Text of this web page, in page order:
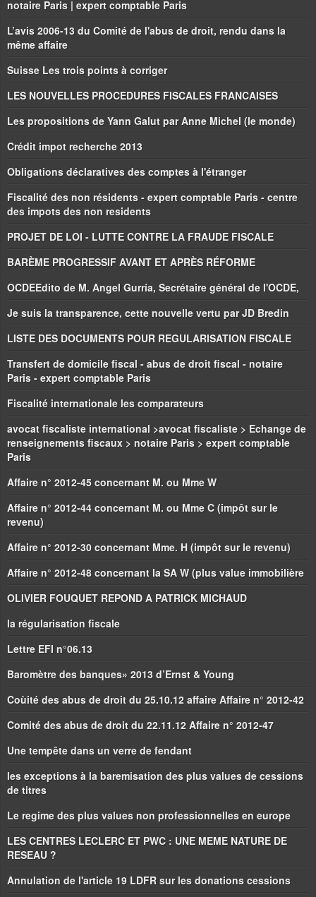
notaire Paris | expert comptable Paris
L’avis 2006-13 du Comité de l'abus de droit, rendu dans la
même affaire
Suisse Les trois points à corriger
LES NOUVELLES PROCEDURES FISCALES FRANCAISES
Les propositions de Yann Galut par Anne Michel (le monde)
Crédit impot recherche 2013
Obligations déclaratives des comptes à l'étranger
Fiscalité des non résidents - expert comptable Paris - centre
des impots des non residents
PROJET DE LOI - LUTTE CONTRE LA FRAUDE FISCALE
BARÈME PROGRESSIF AVANT ET APRÈS RÉFORME
OCDEEdito de M. Angel Gurría, Secrétaire général de l'OCDE,
Je suis la transparence, cette nouvelle vertu par JD Bredin
LISTE DES DOCUMENTS POUR REGULARISATION FISCALE
Transfert de domicile fiscal - abus de droit fiscal - notaire
Paris - expert comptable Paris
Fiscalité internationale les comparateurs
avocat fiscaliste international >avocat fiscaliste > Echange de
renseignements fiscaux > notaire Paris > expert comptable
Paris
Affaire n° 2012-45 concernant M. ou Mme W
Affaire n° 2012-44 concernant M. ou Mme C (impôt sur le
revenu)
Affaire n° 2012-30 concernant Mme. H (impôt sur le revenu)
Affaire n° 2012-48 concernant la SA W (plus value immobilière
OLIVIER FOUQUET REPOND A PATRICK MICHAUD
la régularisation fiscale
Lettre EFI n°06.13
Baromètre des banques» 2013 d’Ernst & Young
Coùité des abus de droit du 25.10.12 affaire Affaire n° 2012-42
Comité des abus de droit du 22.11.12 Affaire n° 2012-47
Une tempête dans un verre de fendant
les exceptions à la baremisation des plus values de cessions
de titres
Le regime des plus values non professionnelles en europe
LES CENTRES LECLERC ET PWC : UNE MEME NATURE DE
RESEAU ?
Annulation de l'article 19 LDFR sur les donations cessions